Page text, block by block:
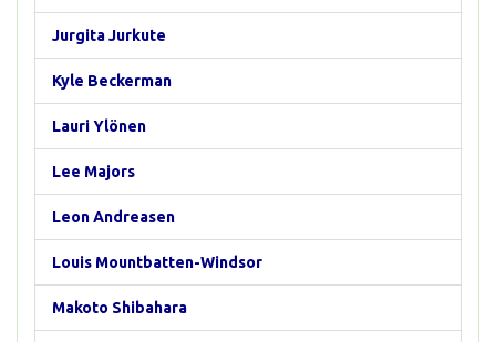
Jurgita Jurkute
Kyle Beckerman
Lauri Ylönen
Lee Majors
Leon Andreasen
Louis Mountbatten-Windsor
Makoto Shibahara